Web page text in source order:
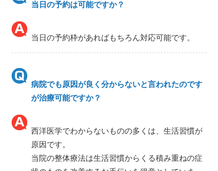
当日の予約は可能ですか？
当日の予約枠があればもちろん対応可能です。
病院でも原因が良く分からないと言われたのです
が治療可能ですか？
西洋医学でわからないものの多くは、生活習慣が
原因です。
当院の整体療法は生活習慣からくる積み重ねの症